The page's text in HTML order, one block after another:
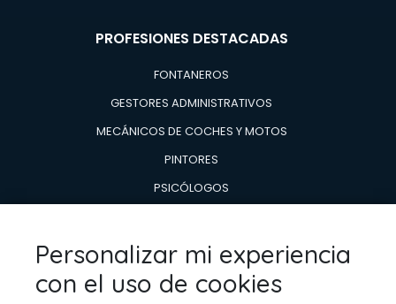
PROFESIONES DESTACADAS
FONTANEROS
GESTORES ADMINISTRATIVOS
MECÁNICOS DE COCHES Y MOTOS
PINTORES
PSICÓLOGOS
TÉCNICOS EN REPARACIÓN DE
ELECTRODOMESTICOS
VETERINARIOS
Personalizar mi experiencia
con el uso de cookies